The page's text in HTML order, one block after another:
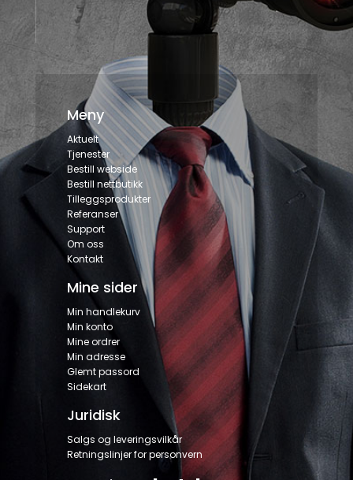
Meny
Aktuelt
Tjenester
Bestill webside
Bestill nettbutikk
Tilleggsprodukter
Referanser
Support
Om oss
Kontakt
Mine sider
Min handlekurv
Min konto
Mine ordrer
Min adresse
Glemt passord
Sidekart
Juridisk
Salgs og leveringsvilkår
Retningslinjer for personvern